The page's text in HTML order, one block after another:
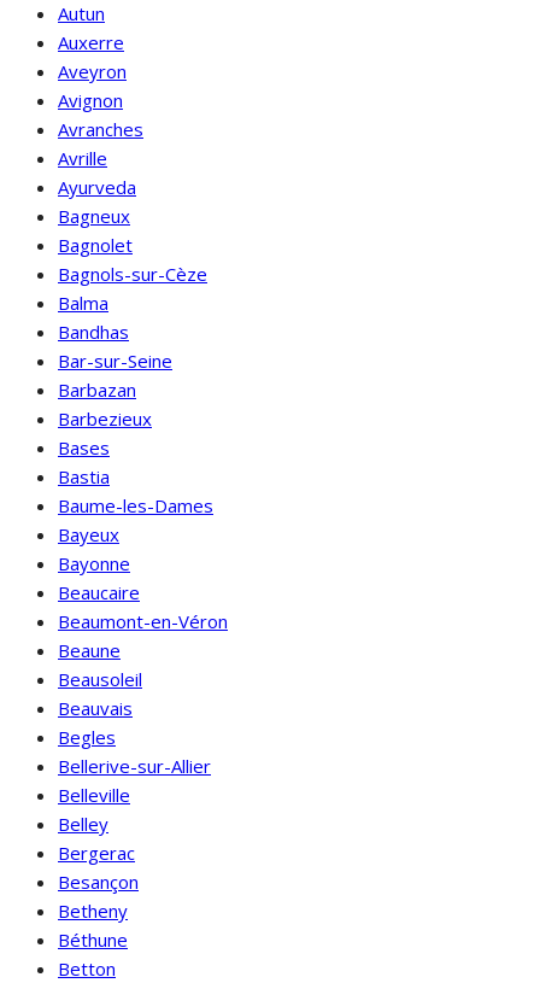
Autun
Auxerre
Aveyron
Avignon
Avranches
Avrille
Ayurveda
Bagneux
Bagnolet
Bagnols-sur-Cèze
Balma
Bandhas
Bar-sur-Seine
Barbazan
Barbezieux
Bases
Bastia
Baume-les-Dames
Bayeux
Bayonne
Beaucaire
Beaumont-en-Véron
Beaune
Beausoleil
Beauvais
Begles
Bellerive-sur-Allier
Belleville
Belley
Bergerac
Besançon
Betheny
Béthune
Betton